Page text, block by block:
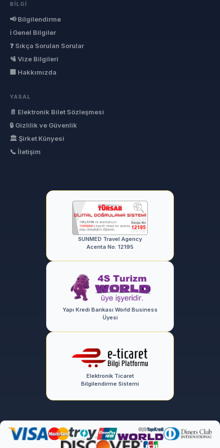
BILGI
📢 Bilgilendirme
ℹ Genel Bilgiler
❓ Sıkça Sorulan Sorular
🛂 Vize Bilgileri
🏢 Hakkımızda
YASAL
📄 Elektronik Bilet Sözleşmesi
🔒 Gizlilik ve Güvenlik
🏛 Şirket Künyesi
📞 İletişim
SUNMED Travel Agency
Acenta No: 12195
Yapı Kredi Bankası World Business
Üyesi
Elektronik Ticaret
Bilgilendirme Sistemi